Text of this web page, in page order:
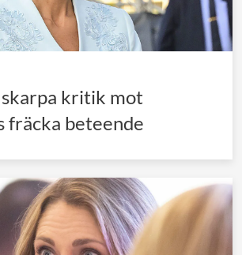
Thailändska kungahuset
Marockanska kungahuset
kritik mot
fräcka beteende